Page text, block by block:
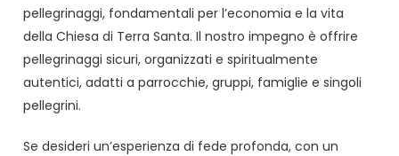
pellegrinaggi, fondamentali per l’economia e la vita
della Chiesa di Terra Santa. Il nostro impegno è offrire
pellegrinaggi sicuri, organizzati e spiritualmente
autentici, adatti a parrocchie, gruppi, famiglie e singoli
pellegrini.
Se desideri un’esperienza di fede profonda, con un